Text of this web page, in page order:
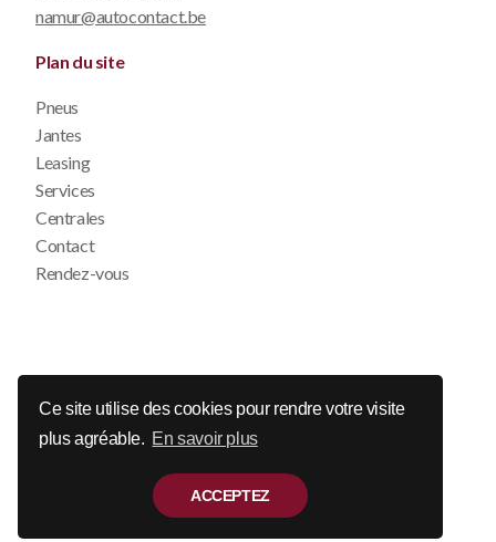
Ce site utilise des cookies pour rendre votre visite
plus agréable. En savoir plus
ACCEPTEZ
namur@autocontact.be
Plan du site
Pneus
Jantes
Leasing
Services
Centrales
Contact
Rendez-vous
© 2026 Auto Contact
Disclaimer
Déclaration de confidentialité
Politique de cookie
Webdesign: Robarov